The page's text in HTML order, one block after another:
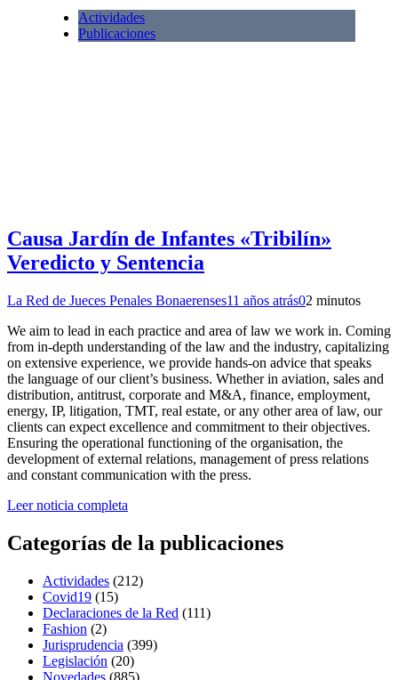
Actividades
Publicaciones
Causa Jardín de Infantes «Tribilín»
Veredicto y Sentencia
La Red de Jueces Penales Bonaerenses11 años atrás02 minutos
We aim to lead in each practice and area of law we work in. Coming
from in-depth understanding of the law and the industry, capitalizing
on extensive experience, we provide hands-on advice that speaks
the language of our client’s business. Whether in aviation, sales and
distribution, antitrust, corporate and M&A, finance, employment,
energy, IP, litigation, TMT, real estate, or any other area of law, our
clients can expect excellence and commitment to their objectives.
Ensuring the operational functioning of the organisation, the
development of external relations, management of press relations
and constant communication with the press.
Leer noticia completa
Categorías de la publicaciones
Actividades (212)
Covid19 (15)
Declaraciones de la Red (111)
Fashion (2)
Jurisprudencia (399)
Legislación (20)